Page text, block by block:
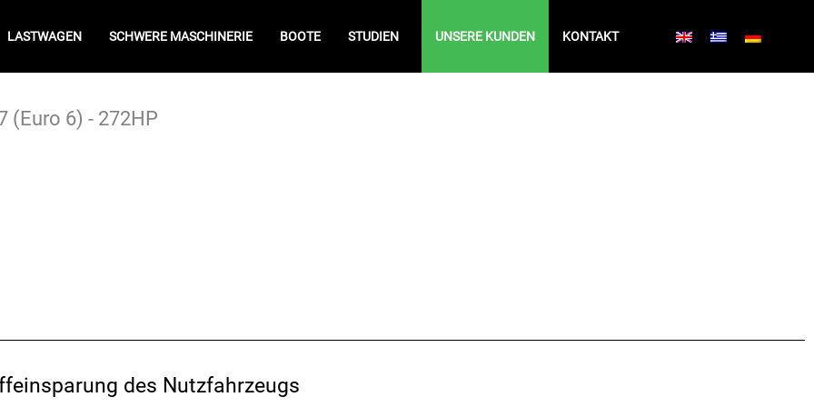
LASTWAGEN SCHWERE MASCHINERIE BOOTE STUDIEN UNSERE KUNDEN KONTAKT
(Euro 6) - 272HP
des Nutzfahrzeugs